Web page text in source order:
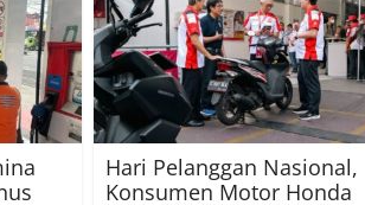
Hari Pelanggan Nasional,
Konsumen Motor Honda